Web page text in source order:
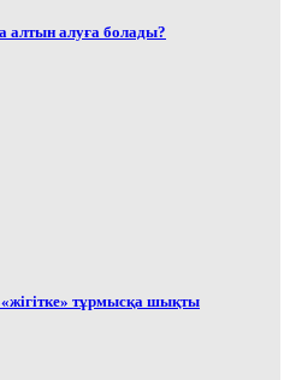
алтын алуға болады?
«жігітке» тұрмысқа шықты